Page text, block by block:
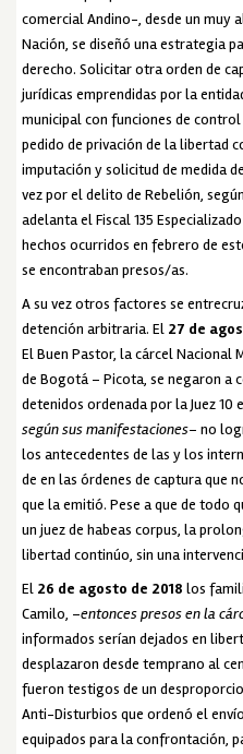
comercial Andino-, desde un muy
Nación, se diseñó una estrategia
derecho. Solicitar otra orden de
jurídicas emprendidas por la
municipal con funciones de
pedido de privación de la libertad
imputación y solicitud de medida
vez por el delito de Rebelión,
adelanta el Fiscal 135
hechos ocurridos en febrero de
se encontraban presos/as.
A su vez otros factores se
detención arbitraria. El 27 de
El Buen Pastor, la cárcel Nacional
de Bogotá – Picota, se negaron a
detenidos ordenada por la Juez
según sus manifestaciones– no
los antecedentes de las y los
de en las órdenes de captura que
que la emitió. Pese a que de todo
un juez de habeas corpus, la
libertad continúo, sin una
El 26 de agosto de 2018los
Camilo, –entonces presos en la
informados serían dejados en
desplazaron desde temprano al
fueron testigos de un
Anti-Disturbios que ordenó el
equipados para la confrontación,